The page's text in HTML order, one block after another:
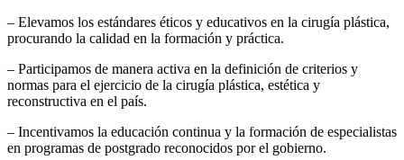
– Elevamos los estándares éticos y educativos en la cirugía plástica,
procurando la calidad en la formación y práctica.
– Participamos de manera activa en la definición de criterios y
normas para el ejercicio de la cirugía plástica, estética y
reconstructiva en el país.
– Incentivamos la educación continua y la formación de especialistas
en programas de postgrado reconocidos por el gobierno.